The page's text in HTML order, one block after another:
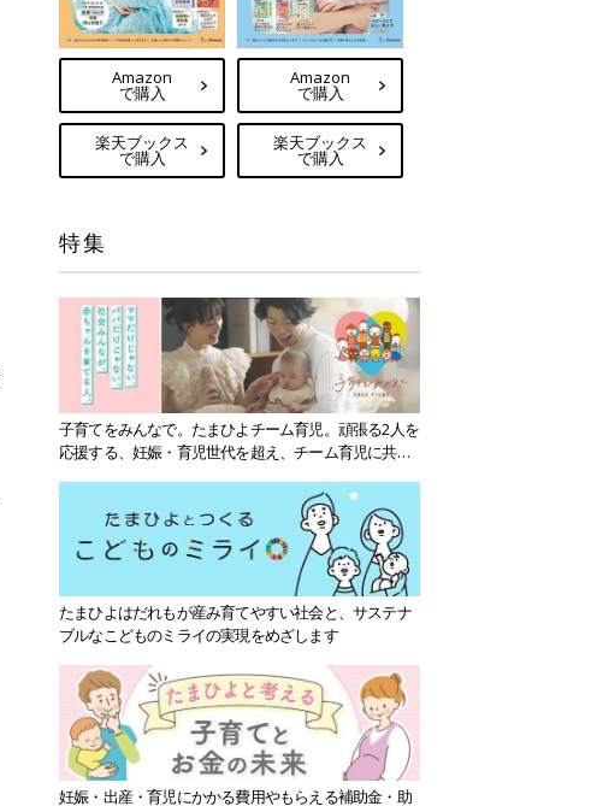
Amazon
で購入
楽天ブックス
で購入
Amazon
で購入
楽天ブックス
で購入
特集
子育てをみんなで。たまひよチーム育児。頑張る2人を
応援する、妊娠・育児世代を超え、チーム育児に共感
たまひよはだれもが産み育てやすい社会と、サステナ
ブルなこどものミライの実現をめざします
妊娠・出産・育児にかかる費用やもらえる補助金・助